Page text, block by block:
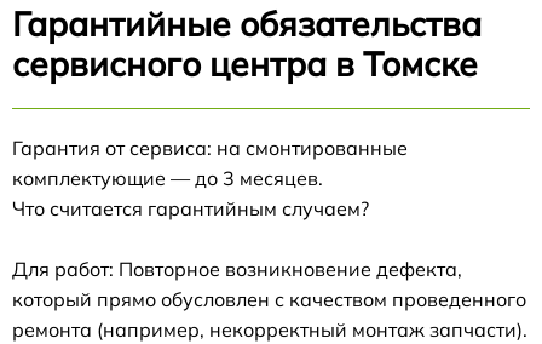
Гарантийные обязательства
сервисного центра в Томске
Гарантия от сервиса: на смонтированные
комплектующие — до 3 месяцев.
Что считается гарантийным случаем?
Для работ: Повторное возникновение дефекта,
который прямо обусловлен с качеством проведенного
ремонта (например, некорректный монтаж запчасти).